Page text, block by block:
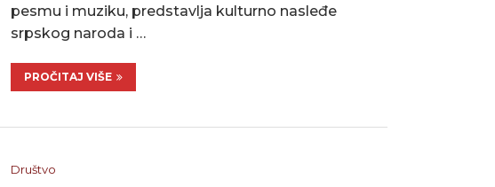
pesmu i muziku, predstavlja kulturno nasleđe
srpskog naroda i …
PROČITAJ VIŠE
Društvo